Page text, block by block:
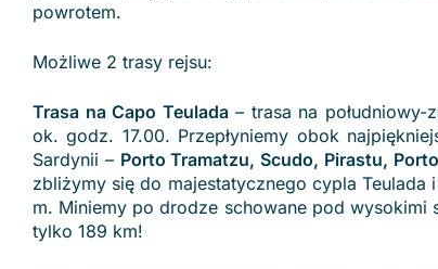
powrotem.
Możliwe 2 trasy rejsu:
Trasa na Capo Teulada– trasa na południowy-
ok. godz. 17.00. Przepłyniemy obok
Sardynii – Porto Tramatzu, Scudo, Pirastu,
zbliżymy się do majestatycznego cypla Teulada
m. Miniemy po drodze schowane pod wysokimi
tylko 189 km!